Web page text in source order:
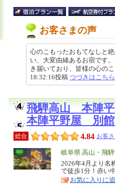
お客さまの声
心のこもったおもてなしと
い、大変由緒あるお宿です
き届いており、皆様の心の
18:32:16投稿 つづきはこちら
飛騨高山 本陣
本陣平野屋 別
総合 4.84 お客
エ
リ
ア
岐阜県 高山・飛騨
特
徴
2026年4月より名
で徒歩1分！赤い
お気に入りに